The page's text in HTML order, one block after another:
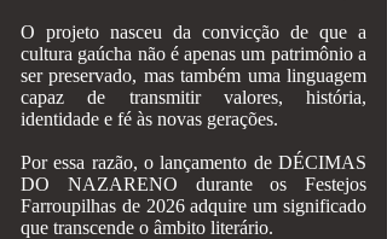
O projeto nasceu da convicção de que a
cultura gaúcha não é apenas um patrimônio a
ser preservado, mas também uma linguagem
capaz de transmitir valores, história,
identidade e fé às novas gerações.
Por essa razão, o lançamento de DÉCIMAS
DO NAZARENO durante os Festejos
Farroupilhas de 2026 adquire um significado
que transcende o âmbito literário.